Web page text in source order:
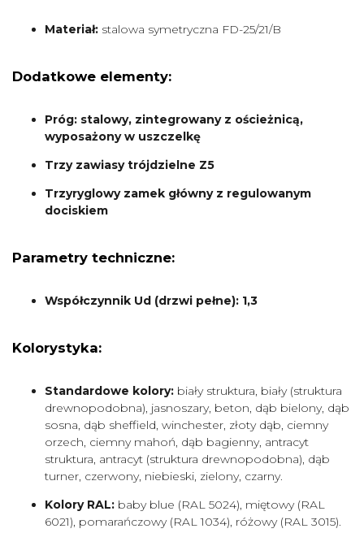
Materiał: stalowa symetryczna FD-25/21/B
Dodatkowe elementy:
Próg: stalowy, zintegrowany z ościeżnicą,
wyposażony w uszczelkę
Trzy zawiasy trójdzielne Z5
Trzyryglowy zamek główny z regulowanym
dociskiem
Parametry techniczne:
Współczynnik Ud (drzwi pełne): 1,3
Kolorystyka:
Standardowe kolory: biały struktura, biały (struktura
drewnopodobna), jasnoszary, beton, dąb bielony, dąb
sosna, dąb sheffield, winchester, złoty dąb, ciemny
orzech, ciemny mahoń, dąb bagienny, antracyt
struktura, antracyt (struktura drewnopodobna), dąb
turner, czerwony, niebieski, zielony, czarny.
Kolory RAL: baby blue (RAL 5024), miętowy (RAL
6021), pomarańczowy (RAL 1034), różowy (RAL 3015).